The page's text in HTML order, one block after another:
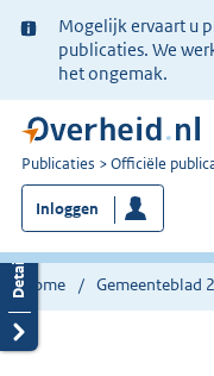
Ter
informatie:
Mogelijk ervaart u
publicaties. We
het ongemak.
U
bent
nu
hier:
Publicaties Officiële
Inloggen
Home Gemeenteblad